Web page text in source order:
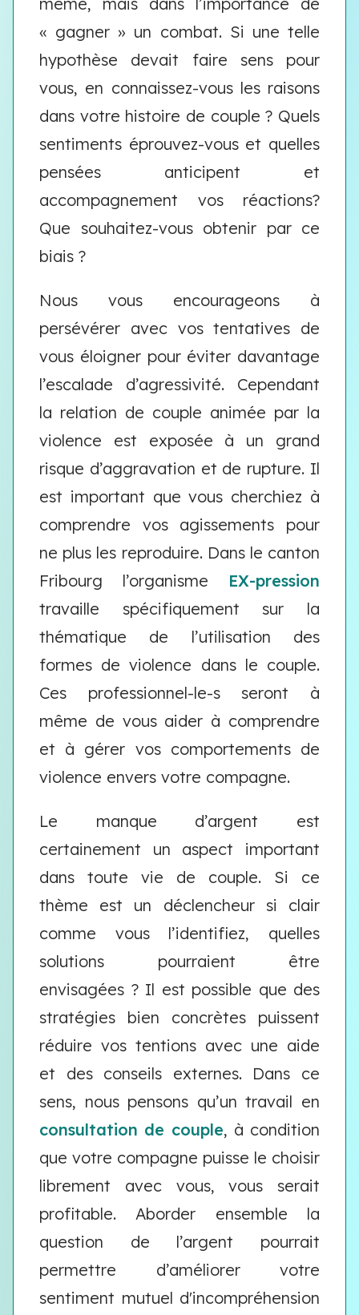
« gagner » un combat. Si une telle
hypothèse devait faire sens pour
vous, en connaissez-vous les raisons
dans votre histoire de couple ? Quels
sentiments éprouvez-vous et quelles
pensées anticipent et
accompagnement vos réactions?
Que souhaitez-vous obtenir par ce
biais ?
Nous vous encourageons à
persévérer avec vos tentatives de
vous éloigner pour éviter davantage
l’escalade d’agressivité. Cependant
la relation de couple animée par la
violence est exposée à un grand
risque d’aggravation et de rupture. Il
est important que vous cherchiez à
comprendre vos agissements pour
ne plus les reproduire. Dans le canton
Fribourg l’organisme EX-pression
travaille spécifiquement sur la
thématique de l’utilisation des
formes de violence dans le couple.
Ces professionnel-le-s seront à
même de vous aider à comprendre
et à gérer vos comportements de
violence envers votre compagne.
Le manque d’argent est
certainement un aspect important
dans toute vie de couple. Si ce
thème est un déclencheur si clair
comme vous l’identifiez, quelles
solutions pourraient être
envisagées ? Il est possible que des
stratégies bien concrètes puissent
réduire vos tentions avec une aide
et des conseils externes. Dans ce
sens, nous pensons qu’un travail en
consultation de couple, à condition
que votre compagne puisse le choisir
librement avec vous, vous serait
profitable. Aborder ensemble la
question de l’argent pourrait
permettre d’améliorer votre
sentiment mutuel d'incompréhension